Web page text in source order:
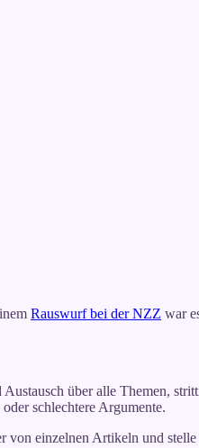
Rauswurf bei der NZZ war
über alle Themen,
schlechtere Argumente.
von einzelnen Artikeln und